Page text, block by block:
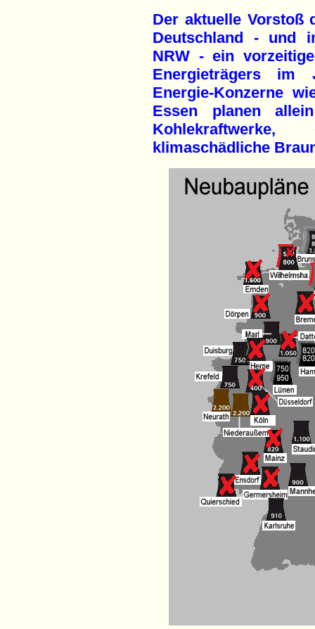
Der aktuelle Vorstoß
Deutschland - und
NRW - ein
Energieträgers im
Energie-Konzerne
Essen planen
klimaschädliche